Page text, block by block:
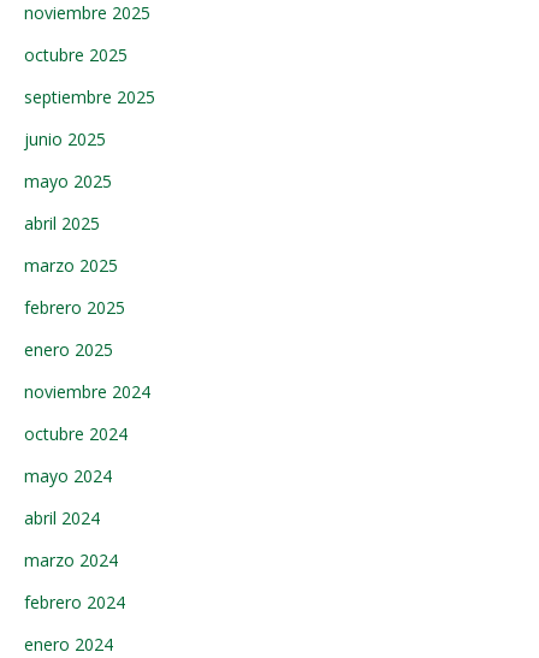
noviembre 2025
octubre 2025
septiembre 2025
junio 2025
mayo 2025
abril 2025
marzo 2025
febrero 2025
enero 2025
noviembre 2024
octubre 2024
mayo 2024
abril 2024
marzo 2024
febrero 2024
enero 2024